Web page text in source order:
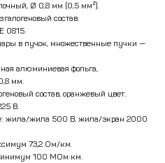
Ø 0,8 мм (0,5 мм²).
состав.
0815.
в пучок, множественные пучки —
алюминиевая фольга,
мм.
состав, оранжевый цвет.
В.
жила/жила 500 В, жила/экран 2000
73,2 Ом/км.
100 МОм·км.